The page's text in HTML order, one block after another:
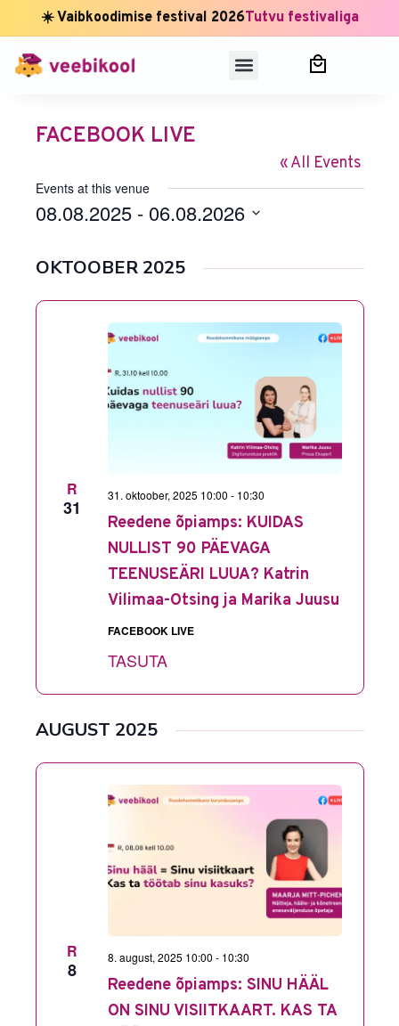
☀️ Vaibkoodimise festival 2026Tutvu festivaliga
FACEBOOK LIVE
« All Events
Events at this venue
08.08.2025 - 06.08.2026
date.
OKTOOBER 2025
R
31
Reedene õpiamps: KUIDAS
NULLIST 90 PÄEVAGA
TEENUSEÄRI LUUA? Katrin
Vilimaa-Otsing ja Marika Juusu
31. oktoober, 2025 10:00 - 10:30
FACEBOOK LIVE
TASUTA
AUGUST 2025
R
8
Reedene õpiamps: SINU HÄÄL
ON SINU VISIITKAART. KAS TA
8. august, 2025 10:00 - 10:30